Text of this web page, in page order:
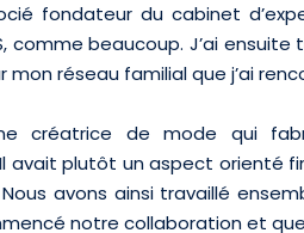
fondateurdu cabinet
comme beaucoup. J’ai
réseau familial que j’ai
créatrice de mode qui
plutôt un aspect orienté
avons ainsi travaillé
notre collaboration et